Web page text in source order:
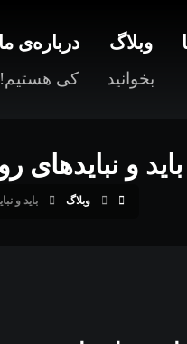
وبلاگ
بخوانید
درباره‌ی ما
کی هستیم!
باید و
وبلاگ باید و